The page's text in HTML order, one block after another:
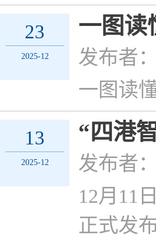
23
2025-12
一图
发布者
一图读
13
2025-12
“四港
发布者
12月11
正式发